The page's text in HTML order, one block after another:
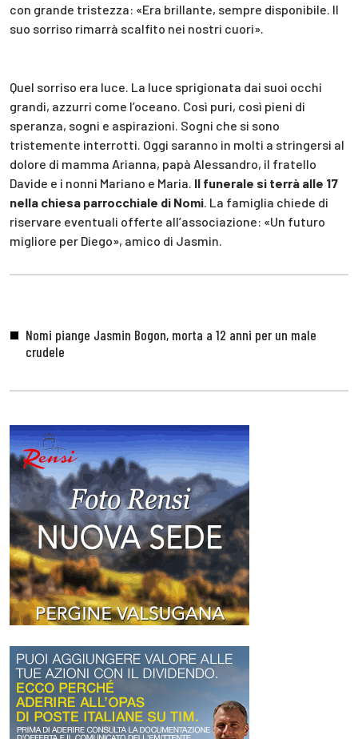
con grande tristezza: «Era brillante, sempre disponibile. Il
suo sorriso rimarrà scalfito nei nostri cuori».
Quel sorriso era luce. La luce sprigionata dai suoi occhi
grandi, azzurri come l’oceano. Così puri, così pieni di
speranza, sogni e aspirazioni. Sogni che si sono
tristemente interrotti. Oggi saranno in molti a stringersi al
dolore di mamma Arianna, papà Alessandro, il fratello
Davide e i nonni Mariano e Maria. Il funerale si terrà alle 17
nella chiesa parrocchiale di Nomi. La famiglia chiede di
riservare eventuali offerte all’associazione: «Un futuro
migliore per Diego», amico di Jasmin.
Nomi piange Jasmin Bogon, morta a 12 anni per un male
crudele